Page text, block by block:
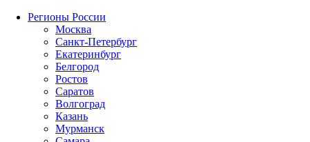
Регионы России
Москва
Санкт-Петербург
Екатеринбург
Белгород
Ростов
Саратов
Волгоград
Казань
Мурманск